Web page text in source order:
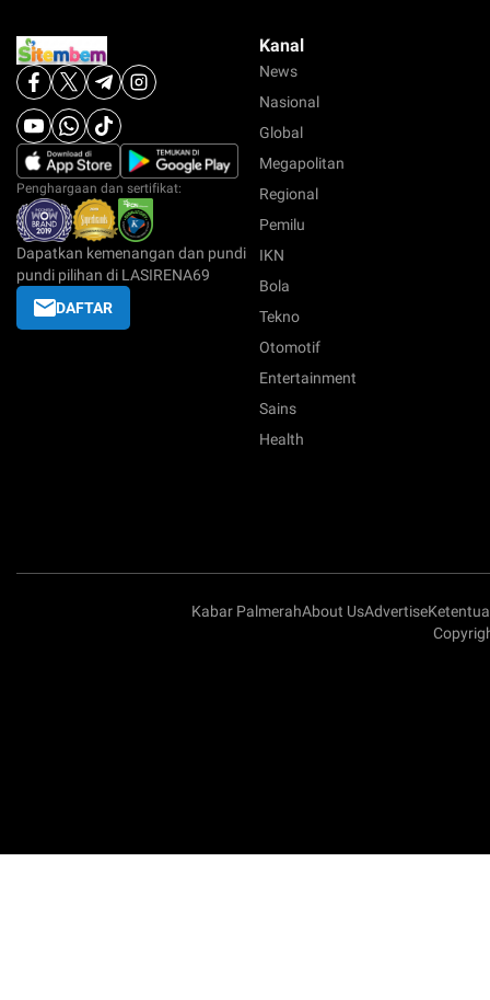
Penghargaan dan sertifikat:
Dapatkan kemenangan dan pundi
pundi pilihan di LASIRENA69
DAFTAR
Kanal
News
Nasional
Global
Megapolitan
Regional
Pemilu
IKN
Bola
Tekno
Otomotif
Entertainment
Sains
Health
Kabar PalmerahAbout UsAdvertise